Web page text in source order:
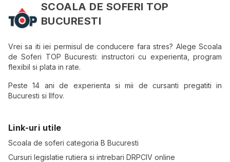
SCOALA DE SOFERI TOP
BUCURESTI
Vrei sa iti iei permisul de conducere fara stres? Alege Scoala
de Soferi TOP Bucuresti: instructori cu experienta, program
flexibil si plata in rate.
Peste 14 ani de experienta si mii de cursanti pregatiti in
Bucuresti si Ilfov.
Link-uri utile
Scoala de soferi categoria B Bucuresti
Cursuri legislatie rutiera si intrebari DRPCIV online